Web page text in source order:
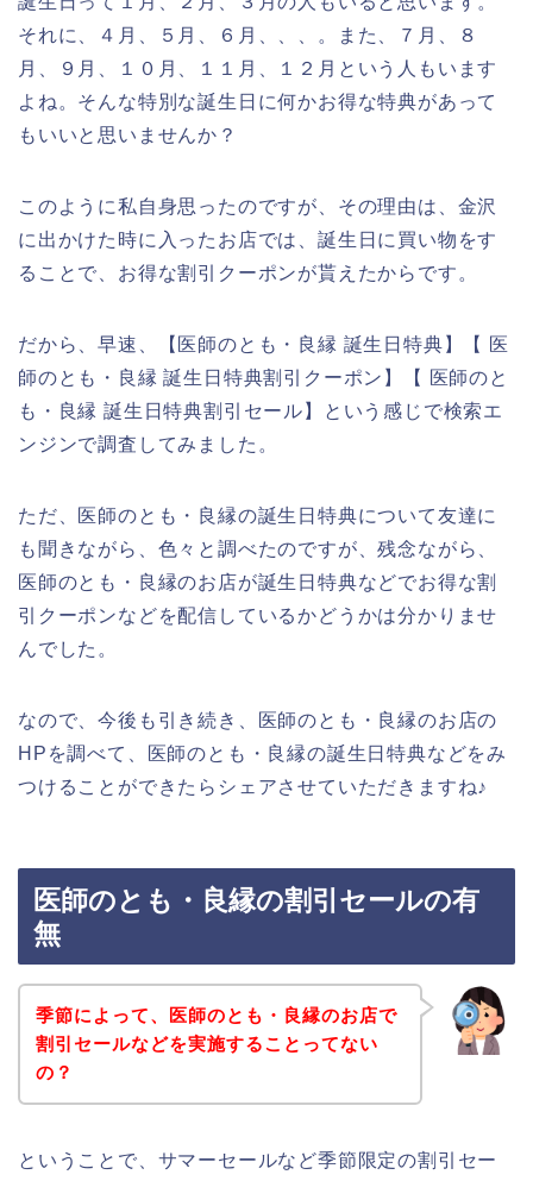
それに、４月、５月、６月、、、。また、７月、８
月、９月、１０月、１１月、１２月という人もいます
よね。そんな特別な誕生日に何かお得な特典があって
もいいと思いませんか？
このように私自身思ったのですが、その理由は、金沢
に出かけた時に入ったお店では、誕生日に買い物をす
ることで、お得な割引クーポンが貰えたからです。
だから、早速、【医師のとも・良縁 誕生日特典】【 医
師のとも・良縁 誕生日特典割引クーポン】【 医師のと
も・良縁 誕生日特典割引セール】という感じで検索エ
ンジンで調査してみました。
ただ、医師のとも・良縁の誕生日特典について友達に
も聞きながら、色々と調べたのですが、残念ながら、
医師のとも・良縁のお店が誕生日特典などでお得な割
引クーポンなどを配信しているかどうかは分かりませ
んでした。
なので、今後も引き続き、医師のとも・良縁のお店の
HPを調べて、医師のとも・良縁の誕生日特典などをみ
つけることができたらシェアさせていただきますね♪
医師のとも・良縁の割引セールの有
無
季節によって、医師のとも・良縁のお店で
割引セールなどを実施することってない
の？
ということで、サマーセールなど季節限定の割引セー